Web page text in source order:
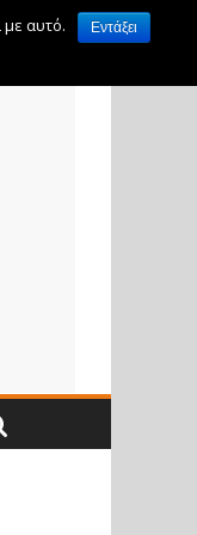
με αυτό.
Εντάξει